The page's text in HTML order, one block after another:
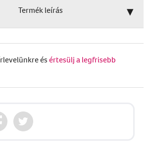
Termék leírás
és értesülj a legfrisebb